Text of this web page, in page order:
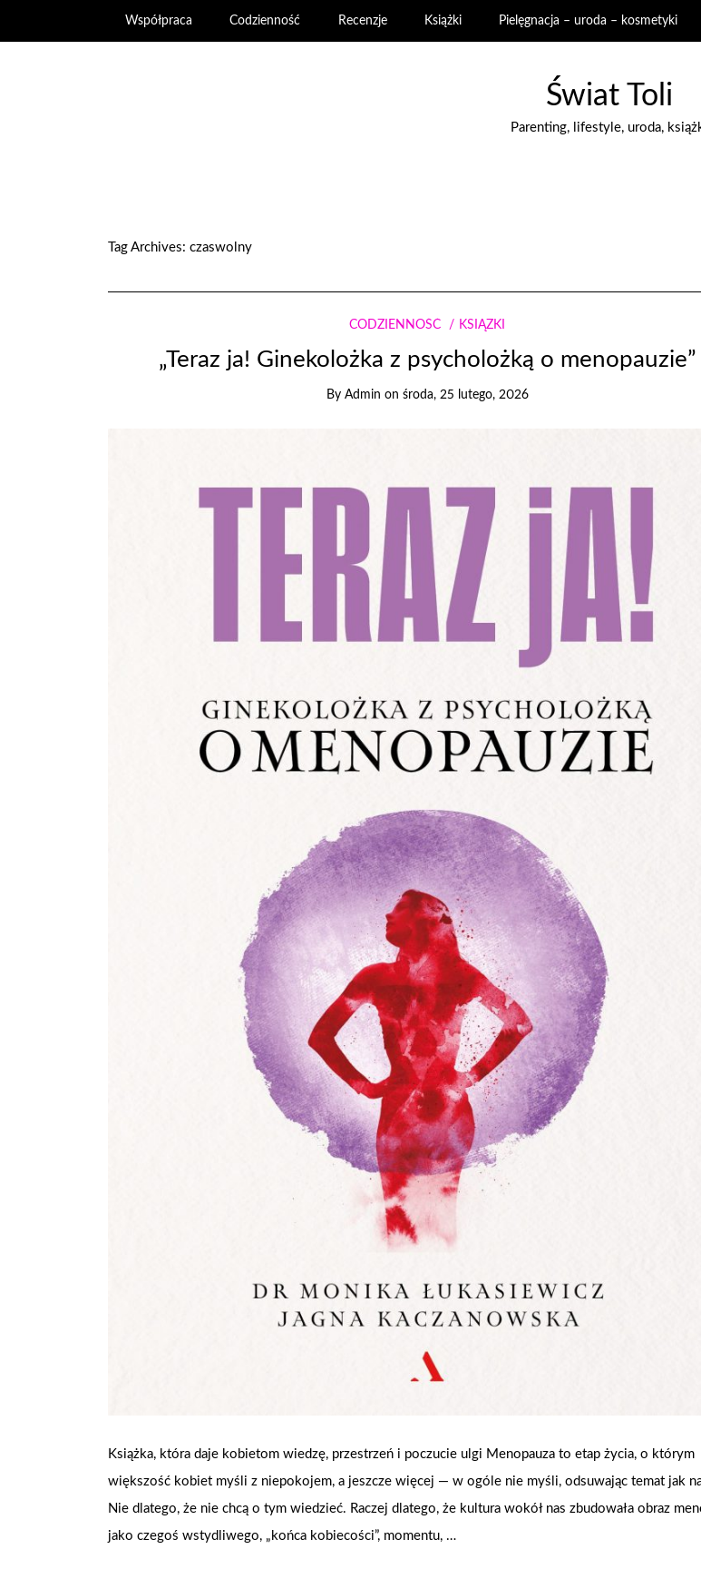
Współpraca Codzienność Recenzje Książki Pielęgnacja – uroda – kosmetyki
Świat Toli
Parenting, lifestyle, uroda,
Tag Archives: czaswolny
CODZIENNOŚĆ KSIĄŻKI
„Teraz ja! Ginekolożka z psycholożką o menopauzie”
By Admin on środa, 25 lutego, 2026
Książka, która daje kobietom wiedzę, przestrzeń i poczucie ulgi Menopauza to etap życia, o którym
większość kobiet myśli z niepokojem, a jeszcze więcej — w ogóle nie myśli, odsuwając temat jak
Nie dlatego, że nie chcą o tym wiedzieć. Raczej dlatego, że kultura wokół nas zbudowała obraz
jako czegoś wstydliwego, „końca kobiecości”, momentu, …